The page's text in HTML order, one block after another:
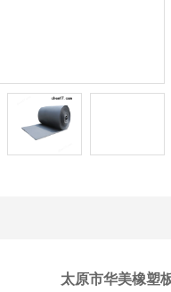
太原市华美橡塑